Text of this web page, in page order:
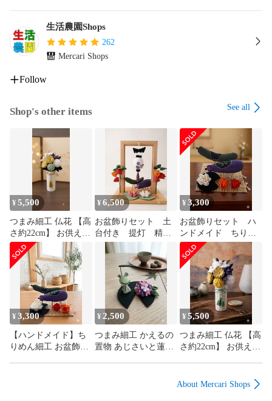
生活農園Shops
262
Mercari Shops
Follow
Shop's other items See all
¥5,500
つまみ細工 仏花 【高
さ約22cm】 お供え花
ちりめん 供花 枯れな
いお花 水やり不要
¥6,500
お盆飾りセット 土
台付き 提灯 精霊
馬 新盆 インテリ
ア 和雑貨 ちりめ
ん つまみ細工 帰
省 ペット供養
¥3,300
お盆飾りセット ハ
ンドメイド ちりめ
ん細工 お盆飾り 5点
セット 精霊馬 精霊牛
ほおずき 蓮
¥3,300
【ハンドメイド】ち
りめん細工 お盆飾り
¥ 2,500
つまみ細工 かえるの
置物 あじさいと蓮の
¥5,500
つまみ細工 仏花 【高
さ約22cm】 お供え花
About Mercari Shops